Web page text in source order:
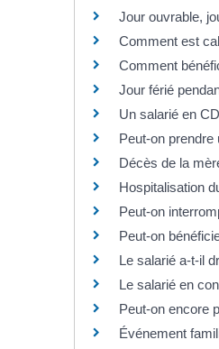
Jour ouvrable,
Comment est
Comment
Jour férié
Un salarié en
Peut-on prendre
Décès de la
Hospitalisation
Peut-on
Peut-on
Le salarié a-t-il
Le salarié en
Peut-on encore
Événement